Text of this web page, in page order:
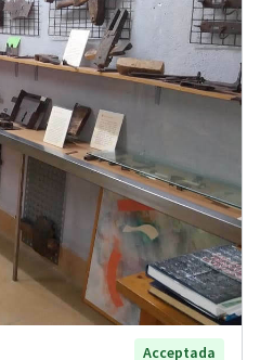
Acceptada